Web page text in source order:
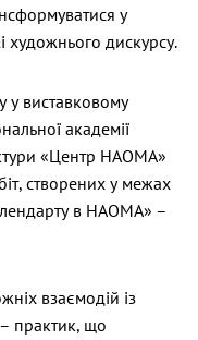
у
художнього дискурсу.
у виставковому
академії
«Центр НАОМА»
створених у межах
лендарту в НАОМА» –
взаємодій із
практик, що